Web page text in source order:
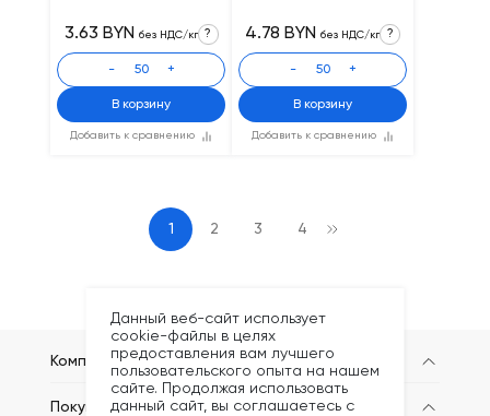
Добавить к сравнению
3.63 BYN без НДС/кг ?
- +
В корзину
Добавить к сравнению
4.78 BYN без НДС/кг ?
- +
В корзину
1 2 3 4
Компания
Покупателям
Данный веб-сайт использует
cookie-файлы в целях
предоставления вам лучшего
пользовательского опыта на нашем
сайте. Продолжая использовать
данный сайт, вы соглашаетесь с